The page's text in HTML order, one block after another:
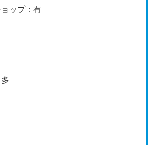
ップ：有